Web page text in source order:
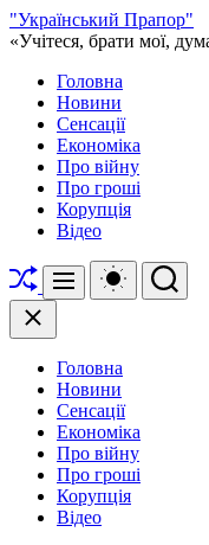
Перейти
до
"Український Прапор"
«Учітеся, брати мої,
Головна
Новини
Сенсації
Економіка
Про війну
Про гроші
Корупція
Відео
Перетасувати
Меню
Перемикач
кольорового
Пошук
Закрити
Головна
Новини
Сенсації
Економіка
Про війну
Про гроші
Корупція
Відео